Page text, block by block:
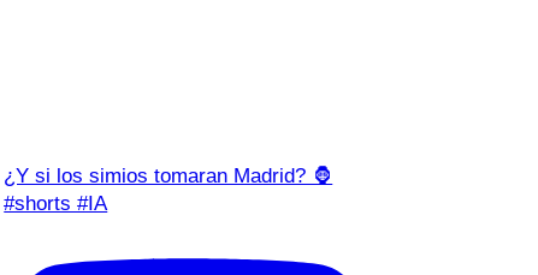
¿Y si los simios tomaran Madrid? 🦍
#shorts #IA